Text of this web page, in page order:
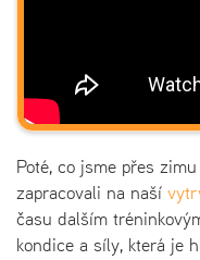
Poté, co jsme přes
zapracovali na naší
času dalším
kondice a síly, která je